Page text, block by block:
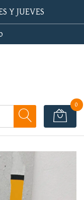
Y JUEVES
0